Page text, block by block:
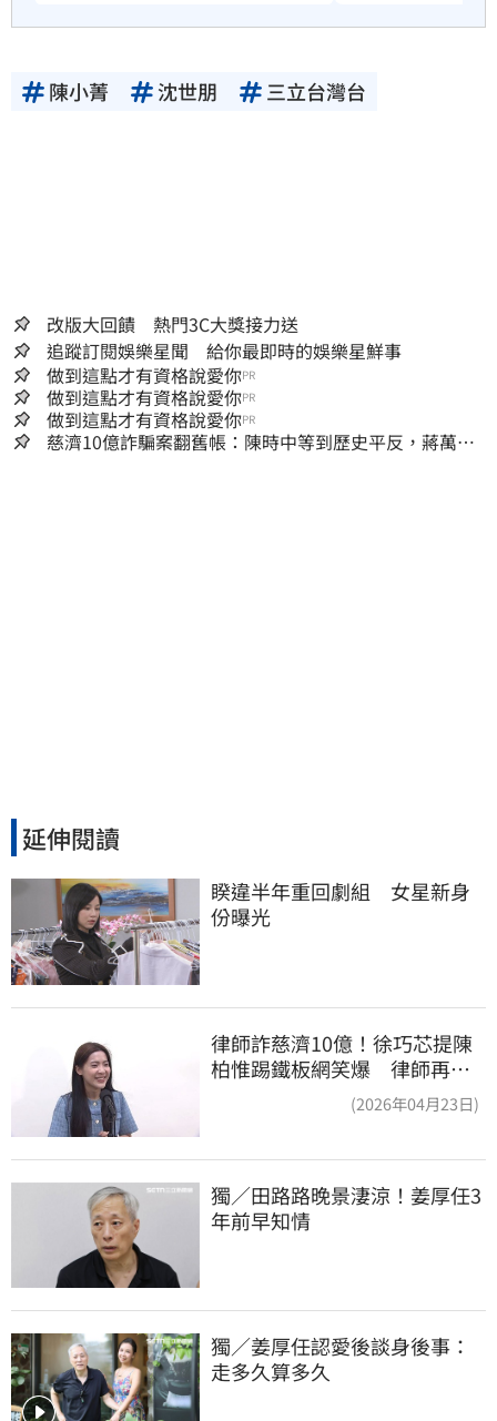
陳小菁 沈世朋 三立台灣台
改版大回饋 熱門3C大獎接力送
追蹤訂閱娛樂星聞 給你最即時的娛樂星鮮事
做到這點才有資格說愛你PR
做到這點才有資格說愛你PR
做到這點才有資格說愛你PR
慈濟10億詐騙案翻舊帳：陳時中等到歷史平反，蔣萬安
延伸閱讀
睽違半年重回劇組　女星新身
份曝光
律師詐慈濟10億！徐巧芯提陳
柏惟踢鐵板網笑爆 律師再曬1
(2026年04月23日)
獨／田路路晚景淒涼！姜厚任3
年前早知情
獨／姜厚任認愛後談身後事：
走多久算多久